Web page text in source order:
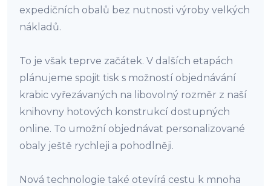
expedičních obalů bez nutnosti výroby velkých
nákladů.
To je však teprve začátek. V dalších etapách
plánujeme spojit tisk s možností objednávání
krabic vyřezávaných na libovolný rozměr z naší
knihovny hotových konstrukcí dostupných
online. To umožní objednávat personalizované
obaly ještě rychleji a pohodlněji.
Nová technologie také otevírá cestu k mnoha